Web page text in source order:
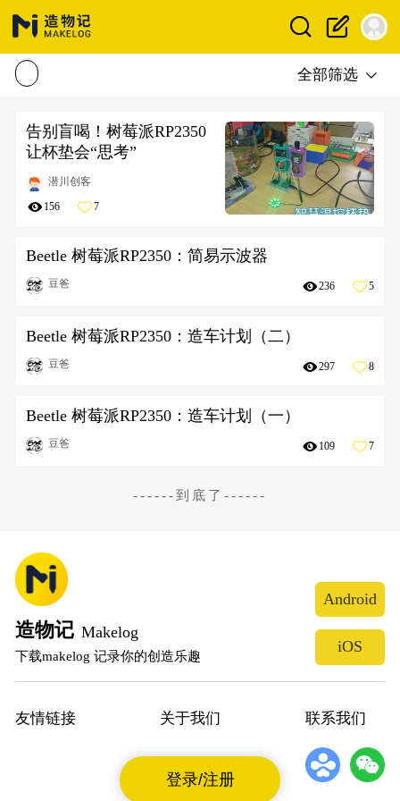
登录/注册
全部筛选
告别盲喝！树莓派RP2350
让杯垫会“思考”
潜川创客
156 7
Beetle 树莓派RP2350：简易示波器
豆爸 236 5
Beetle 树莓派RP2350：造车计划（二）
豆爸 297 8
Beetle 树莓派RP2350：造车计划（一）
豆爸 109 7
------到底了------
造物记 Makelog
下载makelog 记录你的创造乐趣
Android
iOS
友情链接 关于我们 联系我们